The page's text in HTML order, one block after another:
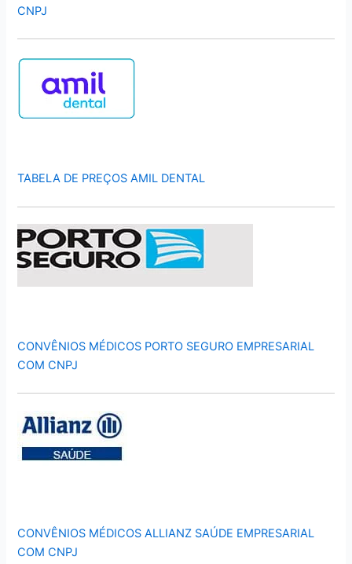
CNPJ
TABELA DE PREÇOS AMIL DENTAL
CONVÊNIOS MÉDICOS PORTO SEGURO EMPRESARIAL
COM CNPJ
CONVÊNIOS MÉDICOS ALLIANZ SAÚDE EMPRESARIAL
COM CNPJ